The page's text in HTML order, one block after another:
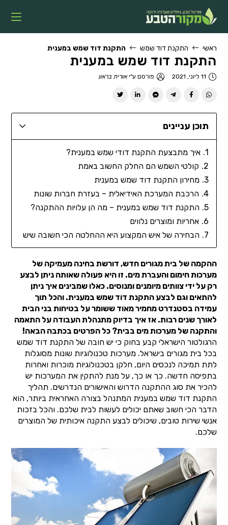
ראשי התקנת דוד שמש התקנת דוד שמש במענית
התקנת דוד שמש במענית
11 ליוני, 2021 פורסם ע"יאורית בראון
תוכן עניינים
איך מתבצעת התקנת דודי שמש במענית?
קולטי השמש הם החלק החשוב באמת
מחירון התקנת דוד שמש במענית
הרכבת המערכת האידיאלית – בעזרת חברות שונות
התקנת דוד שמש במענית – מה הן עלויות ההתקנה?
אחריות ומוצרים נלווים
הבחירה של איש המקצוע היא ההחלטה הכי חשובה שיש
ההקמה של בית מגורים חדש, דורשת בחינה מעמיקה של
מערכות חימום והעברת מים. זו היא פעולה שאותה ניתן לבצע
רק על ידי צוותים מיומנים ומנוסים. כאלו שמבינים איך ניתן
להתאים וגם לבצע התקנת דוד שמש במענית. והכל תוך
עמידה בסטנדרט מחמיר מאוד ששומר על בטיחות בני הבית
לאורך שנים רבות. אז איך בדיוק מתנהלת העבודה על התאמה
והתקנה של מערכות מים בבית? כל הפרטים בכתבה הבאה!
הרגולטור הישראלי קבע בחוק כי יש חובה של התקנת דוד שמש
בכל בית מגורים בישראל. מערכות טכנולוגיות שונות מסוגלות
לתת תמיכה לנכסים היום, חלקן בטכנולוגיות מוכרות ואחרות
בתפיסה חדשה. כך או כך, על מנת להתקין את המערכות יש
להכיר את סוג ההתקנה הדרוש והאישורים הנדרשים. תהליך
התקנת דוד שמש במענית המתנהל בצורה האחראית ביותר, הוא
הדבר הכי חשוב שאתם יכולים לעשות לבית שלכם. והכל בזכות
אנשי שירות טובים, שיכולים לבצע התקנה איכותית של המוצרים
שלכם.